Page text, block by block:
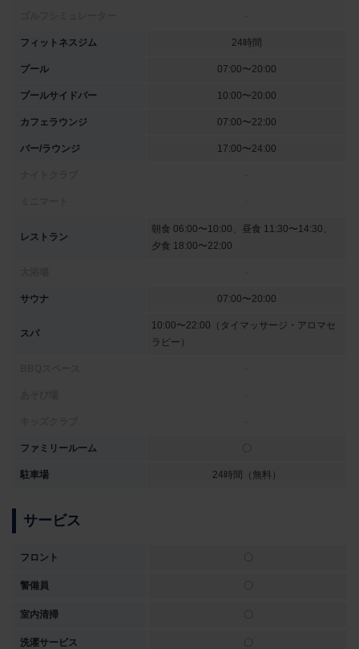
フィットネスジム 24時間
プール 07:00〜20:00
プールサイドバー 10:00〜20:00
カフェラウンジ 07:00〜22:00
バー/ラウンジ 17:00〜24:00
レストラン
朝食 06:00〜10:00、昼食 11:30〜14:30、
夕食 18:00〜22:00
サウナ 07:00〜20:00
スパ
10:00〜22:00（タイマッサージ・アロマセ
ラピー）
ファミリールーム 〇
駐車場 24時間（無料）
サービス
フロント 〇
警備員 〇
室内清掃
洗濯サービス